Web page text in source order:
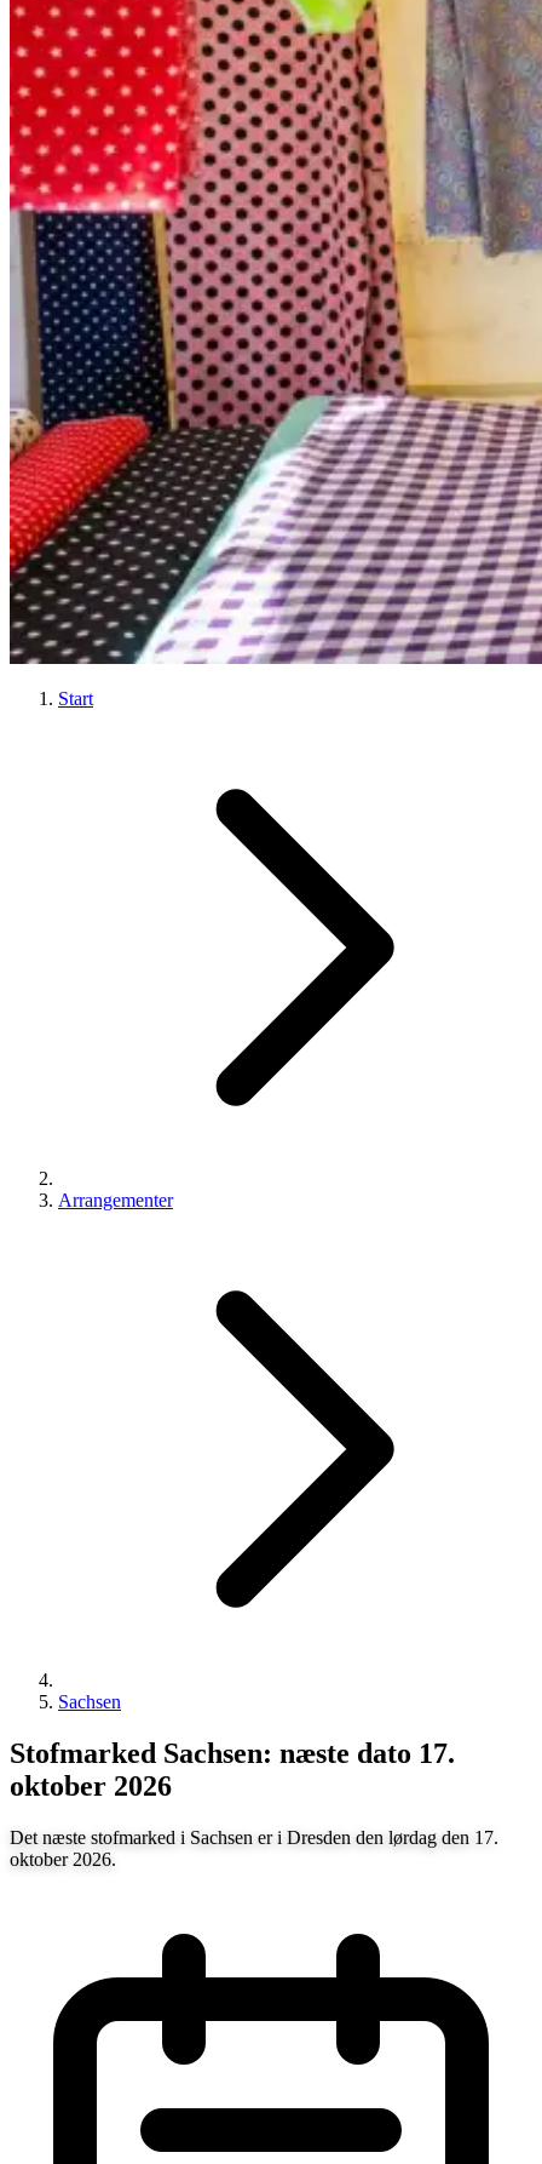
Start
Arrangementer
Sachsen
Stofmarked Sachsen: næste dato 17.
oktober 2026
Det næste stofmarked i Sachsen er i Dresden den lørdag den 17.
oktober 2026.